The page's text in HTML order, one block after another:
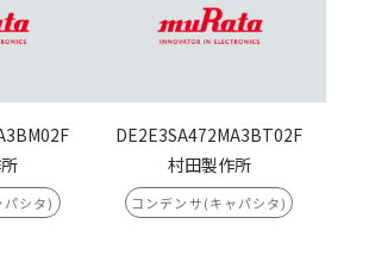
シタ)
DE2E3SA472MA3BT02F
村田製作所
コンデンサ(キャパシタ)